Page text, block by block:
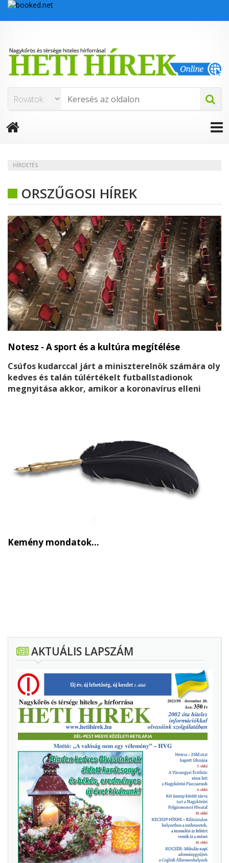
HÍRDETÉS
ORSZŰGOSI HÍREK
Notesz - A sport és a kultúra megítélése
Csúfos kudarccal járt a miniszterelnök számára oly
kedves és talán túlértékelt futballstadionok
megnyitása akkor, amikor a koronavírus elleni
Kemény mondatok…
AKTUÁLIS LAPSZÁM